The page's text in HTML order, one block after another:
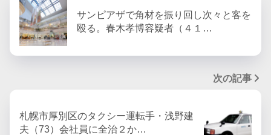
サンピアザで角材を振り回し次々と客を
殴る。春木孝博容疑者（４１…
次の記事
札幌市厚別区のタクシー運転手・浅野建
夫（73）会社員に全治２か…